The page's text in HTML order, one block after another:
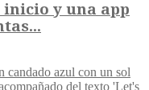
y una app